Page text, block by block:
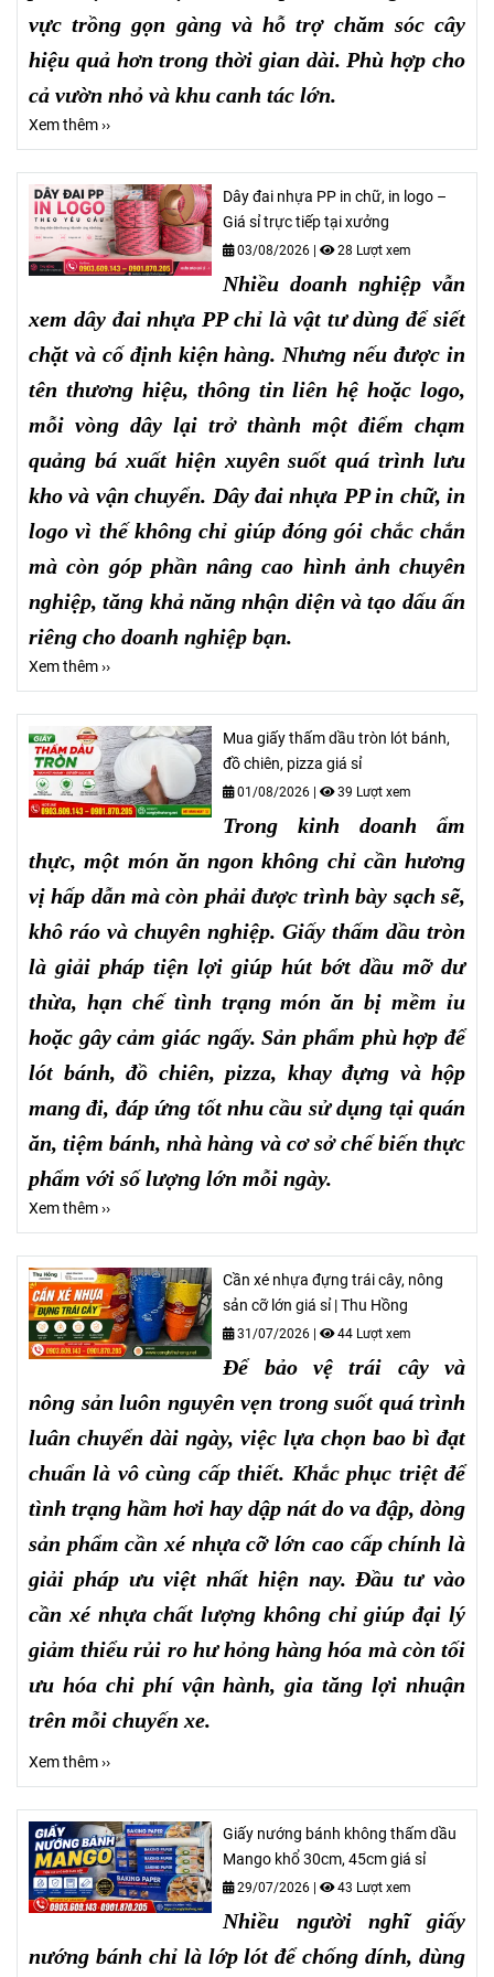
vực trồng gọn gàng và hỗ trợ chăm sóc cây
hiệu quả hơn trong thời gian dài. Phù hợp cho
cả vườn nhỏ và khu canh tác lớn.
Xem thêm ››
Dây đai nhựa PP in chữ, in logo –
Giá sỉ trực tiếp tại xưởng
03/08/2026 | 28 Lượt xem
Nhiều doanh nghiệp vẫn
xem dây đai nhựa PP chỉ là vật tư dùng để siết
chặt và cố định kiện hàng. Nhưng nếu được in
tên thương hiệu, thông tin liên hệ hoặc logo,
mỗi vòng dây lại trở thành một điểm chạm
quảng bá xuất hiện xuyên suốt quá trình lưu
kho và vận chuyển. Dây đai nhựa PP in chữ, in
logo vì thế không chỉ giúp đóng gói chắc chắn
mà còn góp phần nâng cao hình ảnh chuyên
nghiệp, tăng khả năng nhận diện và tạo dấu ấn
riêng cho doanh nghiệp bạn.
Xem thêm ››
Mua giấy thấm dầu tròn lót bánh,
đồ chiên, pizza giá sỉ
01/08/2026 | 39 Lượt xem
Trong kinh doanh ẩm
thực, một món ăn ngon không chỉ cần hương
vị hấp dẫn mà còn phải được trình bày sạch sẽ,
khô ráo và chuyên nghiệp. Giấy thấm dầu tròn
là giải pháp tiện lợi giúp hút bớt dầu mỡ dư
thừa, hạn chế tình trạng món ăn bị mềm ỉu
hoặc gây cảm giác ngấy. Sản phẩm phù hợp để
lót bánh, đồ chiên, pizza, khay đựng và hộp
mang đi, đáp ứng tốt nhu cầu sử dụng tại quán
ăn, tiệm bánh, nhà hàng và cơ sở chế biến thực
phẩm với số lượng lớn mỗi ngày.
Xem thêm ››
Cần xé nhựa đựng trái cây, nông
sản cỡ lớn giá sỉ | Thu Hồng
31/07/2026 | 44 Lượt xem
Để bảo vệ trái cây và
nông sản luôn nguyên vẹn trong suốt quá trình
luân chuyển dài ngày, việc lựa chọn bao bì đạt
chuẩn là vô cùng cấp thiết. Khắc phục triệt để
tình trạng hầm hơi hay dập nát do va đập, dòng
sản phẩm cần xé nhựa cỡ lớn cao cấp chính là
giải pháp ưu việt nhất hiện nay. Đầu tư vào
cần xé nhựa chất lượng không chỉ giúp đại lý
giảm thiểu rủi ro hư hỏng hàng hóa mà còn tối
ưu hóa chi phí vận hành, gia tăng lợi nhuận
trên mỗi chuyến xe.
Xem thêm ››
Giấy nướng bánh không thấm dầu
Mango khổ 30cm, 45cm giá sỉ
29/07/2026 | 43 Lượt xem
Nhiều người nghĩ giấy
nướng bánh chỉ là lớp lót để chống dính, dùng